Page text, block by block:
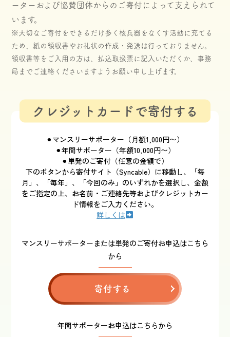
ーターおよび協賛団体からのご寄付によって支えられて
います。
※大切なご寄付をできるだけ多く核兵器をなくす活動に充てる
ため、紙の領収書やお礼状の作成・発送は行っておりません。
領収書等をご入用の方は、払込取扱票に記入いただくか、事務
局までご連絡くださいますようお願い申し上げます。
クレジットカードで寄付する
⚫︎マンスリーサポーター（月額1,000円〜）
⚫︎年間サポーター（年額10,000円〜）
⚫︎単発のご寄付（任意の金額で）
下のボタンから寄付サイト（Syncable）に移動し、「毎
月」、「毎年」、「今回のみ」のいずれかを選択し、金額
をご指定の上、お名前・ご連絡先等およびクレジットカー
ド情報をご入力ください。
詳しくは
マンスリーサポーターまたは単発のご寄付お申込はこちら
から
寄付する
年間サポーターお申込はこちらから